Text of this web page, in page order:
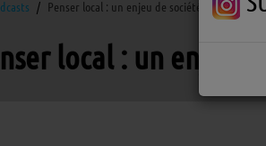
Penser local : un enjeu de société
local : un enjeu